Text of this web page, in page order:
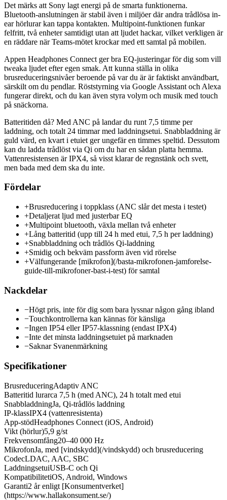
Det märks att Sony lagt energi på de smarta funktionerna.
Bluetooth-anslutningen är stabil även i miljöer där andra trådlösa in-
ear hörlurar kan tappa kontakten. Multipoint-funktionen funkar
felfritt, två enheter samtidigt utan att ljudet hackar, vilket verkligen är
en räddare när Teams-mötet krockar med ett samtal på mobilen.
Appen Headphones Connect ger bra EQ-justeringar för dig som vill
tweaka ljudet efter egen smak. Att kunna ställa in olika
brusreduceringsnivåer beroende på var du är är faktiskt användbart,
särskilt om du pendlar. Röststyrning via Google Assistant och Alexa
fungerar direkt, och du kan även styra volym och musik med touch
på snäckorna.
Batteritiden då? Med ANC på landar du runt 7,5 timme per
laddning, och totalt 24 timmar med laddningsetui. Snabbladdning är
guld värd, en kvart i etuiet ger ungefär en timmes speltid. Dessutom
kan du ladda trådlöst via Qi om du har en sådan platta hemma.
Vattenresistensen är IPX4, så visst klarar de regnstänk och svett,
men bada med dem ska du inte.
Fördelar
+Brusreducering i toppklass (ANC slår det mesta i testet)
+Detaljerat ljud med justerbar EQ
+Multipoint bluetooth, växla mellan två enheter
+Lång batteritid (upp till 24 h med etui, 7,5 h per laddning)
+Snabbladdning och trådlös Qi-laddning
+Smidig och bekväm passform även vid rörelse
+Välfungerande [mikrofon](/basta-mikrofonen-jamforelse-
guide-till-mikrofoner-bast-i-test) för samtal
Nackdelar
−Högt pris, inte för dig som bara lyssnar någon gång ibland
−Touchkontrollerna kan kännas för känsliga
−Ingen IP54 eller IP57-klassning (endast IPX4)
−Inte det minsta laddningsetuiet på marknaden
−Saknar Svanenmärkning
Specifikationer
BrusreduceringAdaptiv ANC
Batteritid lurarca 7,5 h (med ANC), 24 h totalt med etui
SnabbladdningJa, Qi-trådlös laddning
IP-klassIPX4 (vattenresistenta)
App-stödHeadphones Connect (iOS, Android)
Vikt (hörlur)5,9 g/st
Frekvensomfång20–40 000 Hz
MikrofonJa, med [vindskydd](/vindskydd) och brusreducering
CodecLDAC, AAC, SBC
LaddningsetuiUSB-C och Qi
KompatibilitetiOS, Android, Windows
Garanti2 år enligt [Konsumentverket]
(https://www.hallakonsument.se/)